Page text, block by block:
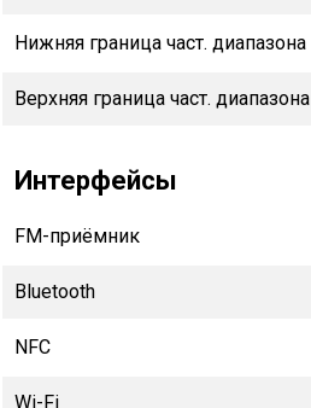
Нижняя граница част. диапазона
Верхняя граница част. диапазона
Интерфейсы
FM-приёмник
Bluetooth
NFC
Wi-Fi